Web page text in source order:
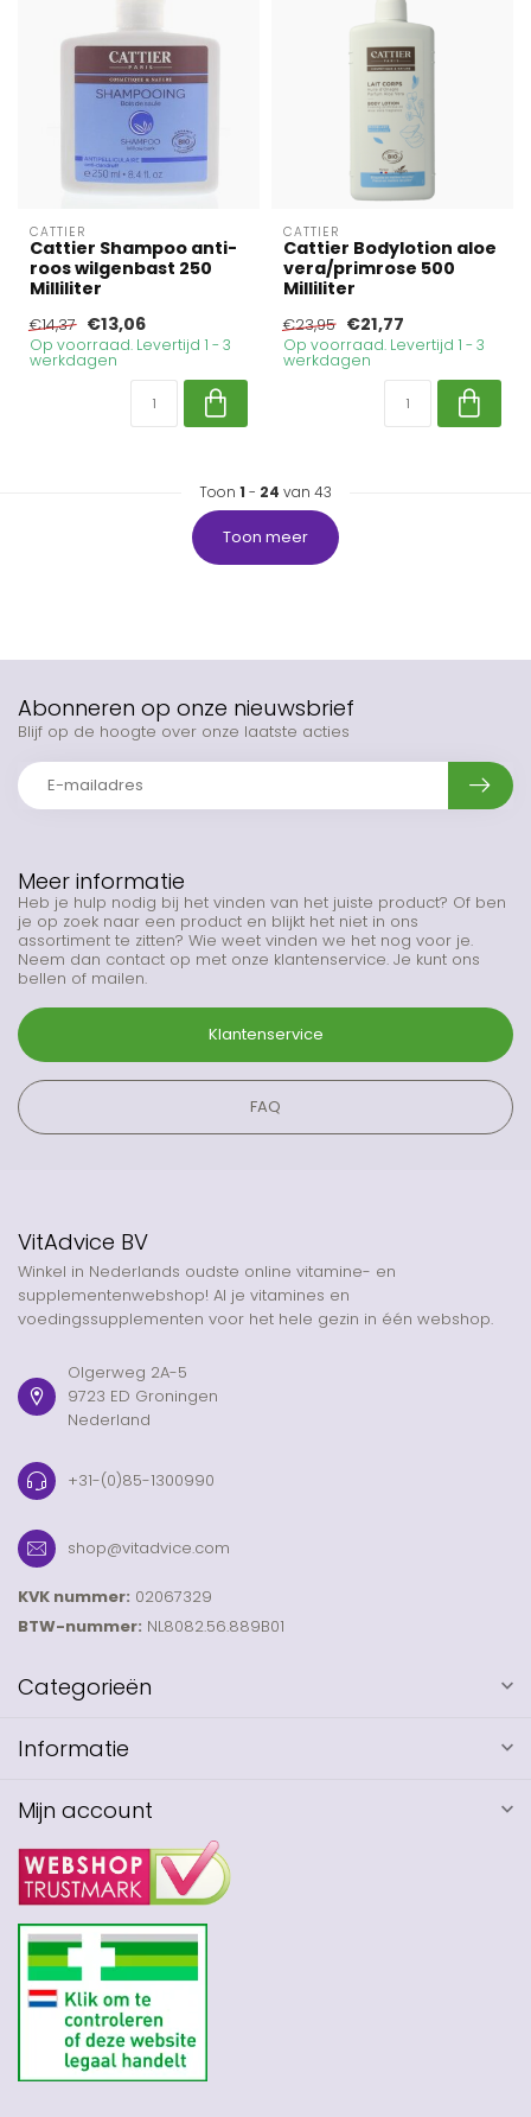
CATTIER
Cattier Shampoo anti-
roos wilgenbast 250
Milliliter
€14,37 €13,06
Op voorraad. Levertijd 1 - 3
werkdagen
CATTIER
Cattier Bodylotion aloe
vera/primrose 500
Milliliter
€23,95 €21,77
Op voorraad. Levertijd 1 - 3
werkdagen
Toon 1 - 24 van 43
Toon meer
Meer informatie
Heb je hulp nodig bij het vinden van het juiste product? Of ben
je op zoek naar een product en blijkt het niet in ons
assortiment te zitten? Wie weet vinden we het nog voor je.
Neem dan contact op met onze klantenservice. Je kunt ons
bellen of mailen.
Klantenservice
FAQ
Abonneren op onze nieuwsbrief
Blijf op de hoogte over onze laatste acties
VitAdvice BV
Winkel in Nederlands oudste online vitamine- en
supplementenwebshop! Al je vitamines en
voedingssupplementen voor het hele gezin in één webshop.
Olgerweg 2A-5
9723 ED Groningen
Nederland
+31-(0)85-1300990
shop@vitadvice.com
KVK nummer: 02067329
BTW-nummer: NL8082.56.889B01
Categorieën
Informatie
Mijn account